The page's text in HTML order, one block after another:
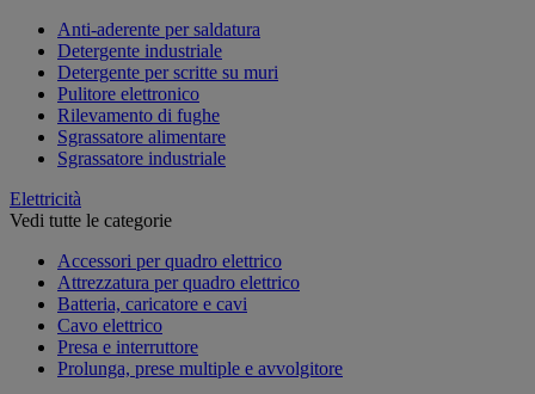
Anti-aderente per saldatura
Detergente industriale
Detergente per scritte su muri
Pulitore elettronico
Rilevamento di fughe
Sgrassatore alimentare
Sgrassatore industriale
Elettricità
Vedi tutte le categorie
Accessori per quadro elettrico
Attrezzatura per quadro elettrico
Batteria, caricatore e cavi
Cavo elettrico
Presa e interruttore
Prolunga, prese multiple e avvolgitore